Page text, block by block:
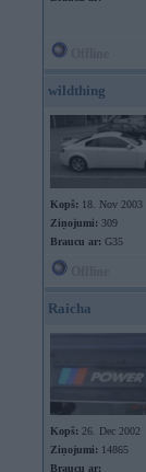
wildthing
Kopš: 18. Nov 2003
Ziņojumi: 309
Braucu ar: G35
Raicha
Kopš: 26. Dec 2002
Ziņojumi: 14865
Braucu ar: